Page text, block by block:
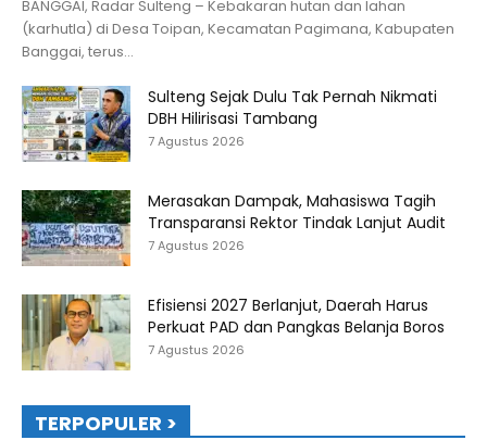
BANGGAI, Radar Sulteng – Kebakaran hutan dan lahan
(karhutla) di Desa Toipan, Kecamatan Pagimana, Kabupaten
Banggai, terus...
Sulteng Sejak Dulu Tak Pernah Nikmati
DBH Hilirisasi Tambang
7 Agustus 2026
Merasakan Dampak, Mahasiswa Tagih
Transparansi Rektor Tindak Lanjut Audit
7 Agustus 2026
Efisiensi 2027 Berlanjut, Daerah Harus
Perkuat PAD dan Pangkas Belanja Boros
7 Agustus 2026
TERPOPULER >